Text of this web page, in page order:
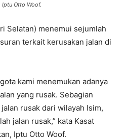
Iptu Otto Woof.
Selatan) menemui sejumlah
terkait kerusakan jalan di
kami menemukan adanya
yang rusak. Sebagian
rusak dari wilayah Isim,
jalan rusak,” kata Kasat
Iptu Otto Woof.